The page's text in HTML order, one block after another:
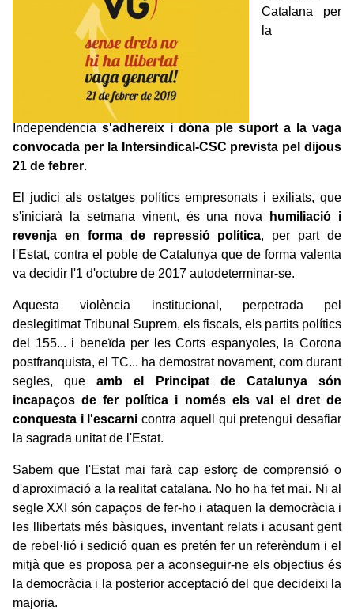
Catalana per
la
Independència s'adhereix i dóna ple suport a la vaga
convocada per la Intersindical-CSC prevista pel dijous
21 de febrer.
El judici als ostatges polítics empresonats i exiliats, que
s'iniciarà la setmana vinent, és una nova
humiliació i
revenja en forma de repressió política, per part de
l'Estat, contra el poble de Catalunya que de forma valenta
va decidir l'1 d'octubre de 2017 autodeterminar-se.
Aquesta violència institucional, perpetrada pel
deslegitimat Tribunal Suprem, els fiscals, els partits polítics
del 155... i beneïda per les Corts espanyoles, la Corona
postfranquista, el TC... ha demostrat novament, com durant
segles, queamb el Principat de Catalunya són
incapaços de fer política i només els val el dret de
conquesta i l'escarni contra aquell qui pretengui desafiar
la sagrada unitat de l'Estat.
Sabem que l'Estat mai farà cap esforç de comprensió o
d'aproximació a la realitat catalana. No ho ha fet mai. Ni al
segle XXI són capaços de fer-ho i ataquen la democràcia i
les llibertats més bàsiques, inventant relats i acusant gent
de rebel·lió i sedició quan es pretén fer un referèndum i el
mitjà que es proposa per a aconseguir-ne els objectius és
la democràcia i la posterior acceptació del que decideixi la
majoria.